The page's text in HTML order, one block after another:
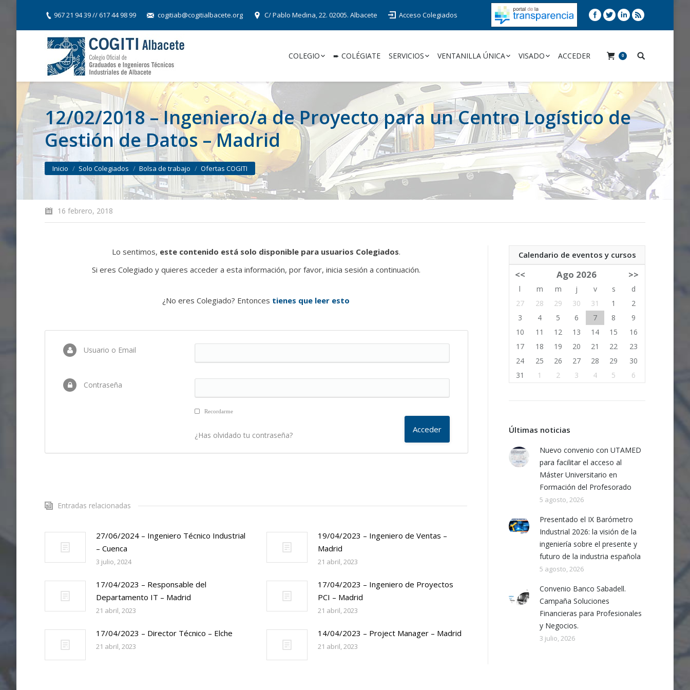
967 21 94 39 // 617 44 98 99 cogitiab@cogitialbacete.org C/ Pablo Medina, 22. 02005. Albacete Acceso Colegiados
COLEGIO ➨ COLÉGIATE SERVICIOS VENTANILLA ÚNICA VISADO ACCEDER 0
12/02/2018 – Ingeniero/a de Proyecto para un Centro Logístico de
Gestión de Datos – Madrid
You are here:
Inicio Solo Colegiados Bolsa de trabajo Ofertas COGITI
16 febrero, 2018
Lo sentimos, este contenido está solo disponible para usuarios Colegiados.
Si eres Colegiado y quieres acceder a esta información, por favor, inicia sesión a continuación.
¿No eres Colegiado? Entonces tienes que leer esto
Usuario o Email
Contraseña
Recordarme
¿Has olvidado tu contraseña?
Entradas relacionadas
27/06/2024 – Ingeniero Técnico Industrial
– Cuenca
3 julio, 2024
19/04/2023 – Ingeniero de Ventas –
Madrid
21 abril, 2023
17/04/2023 – Responsable del
Departamento IT – Madrid
21 abril, 2023
17/04/2023 – Ingeniero de Proyectos
PCI – Madrid
21 abril, 2023
17/04/2023 – Director Técnico – Elche
21 abril, 2023
14/04/2023 – Project Manager – Madrid
21 abril, 2023
Calendario de eventos y cursos
<< Ago 2026 >>
l m m j v s
d
27
28 29 30 31 1
2
3
4 5 6 7 8
9
10
11 12 13 14 15
16
17
18 19 20 21 22
23
24
25 26 27 28 29
30
31
1 2 3 4 5 6
Últimas noticias
Nuevo convenio con UTAMED
para facilitar el acceso al
Máster Universitario en
Formación del Profesorado
5 agosto, 2026
Presentado el IX Barómetro
Industrial 2026: la visión de la
ingeniería sobre el presente y
futuro de la industria española
5 agosto, 2026
Convenio Banco Sabadell.
Campaña Soluciones
Financieras para Profesionales
y Negocios.
3 julio, 2026